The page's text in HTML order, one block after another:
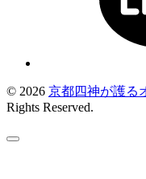
© 2026 京都四神が護る
Rights Reserved.